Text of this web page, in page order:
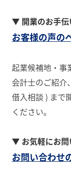
▼ 開業のお手伝
お客様の声の
起業候補地・事
会計士のご紹介
借入相談 ) まで
ください。
▼ お気軽にお問
お問い合わせ